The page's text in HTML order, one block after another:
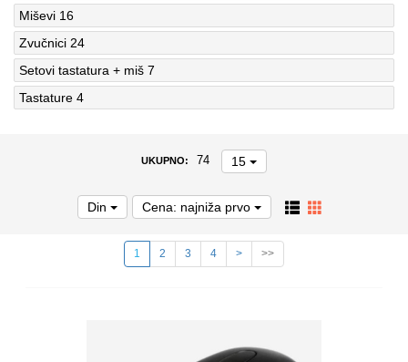
Miševi 16
Zvučnici 24
Setovi tastatura + miš 7
Tastature 4
UKUPNO: 74 15
Din Cena: najniža prvo
1 2 3 4 > >>